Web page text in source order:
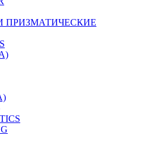
ПРИЗМАТИЧЕСКИЕ